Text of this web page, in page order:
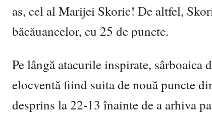
as, cel al Marijei Skoric! De altfel,
băcăuancelor, cu 25 de puncte.
Pe lângă atacurile inspirate, sârboaica
elocventă fiind suita de nouă puncte
desprins la 22-13 înainte de a arhiva